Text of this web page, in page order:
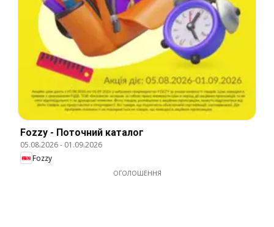
Fozzy - Поточний каталог
05.08.2026- 01.09.2026
Fozzy
ОГОЛОШЕННЯ